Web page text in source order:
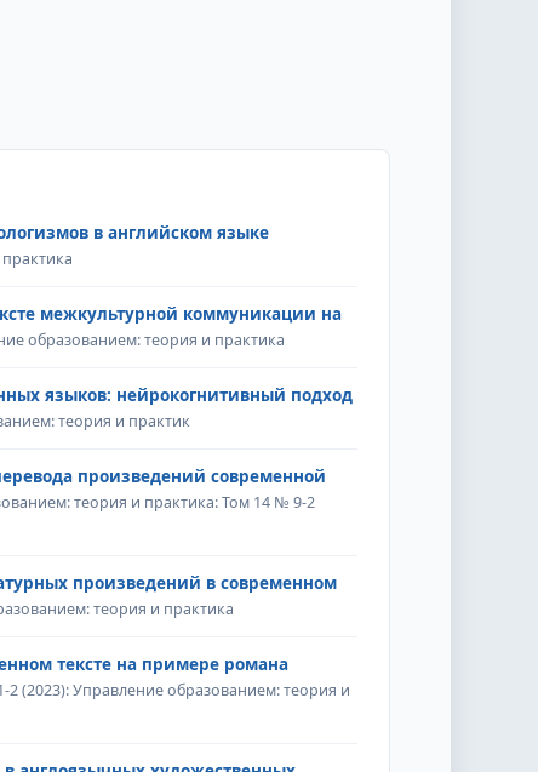
в английском языке
межкультурной коммуникации на
образованием: теория и практика
языков: нейрокогнитивный подход
теория и практик
произведений современной
теория и практика: Том 14 № 9-2
произведений в современном
теория и практика
тексте на примере романа
(2023): Управление образованием: теория и